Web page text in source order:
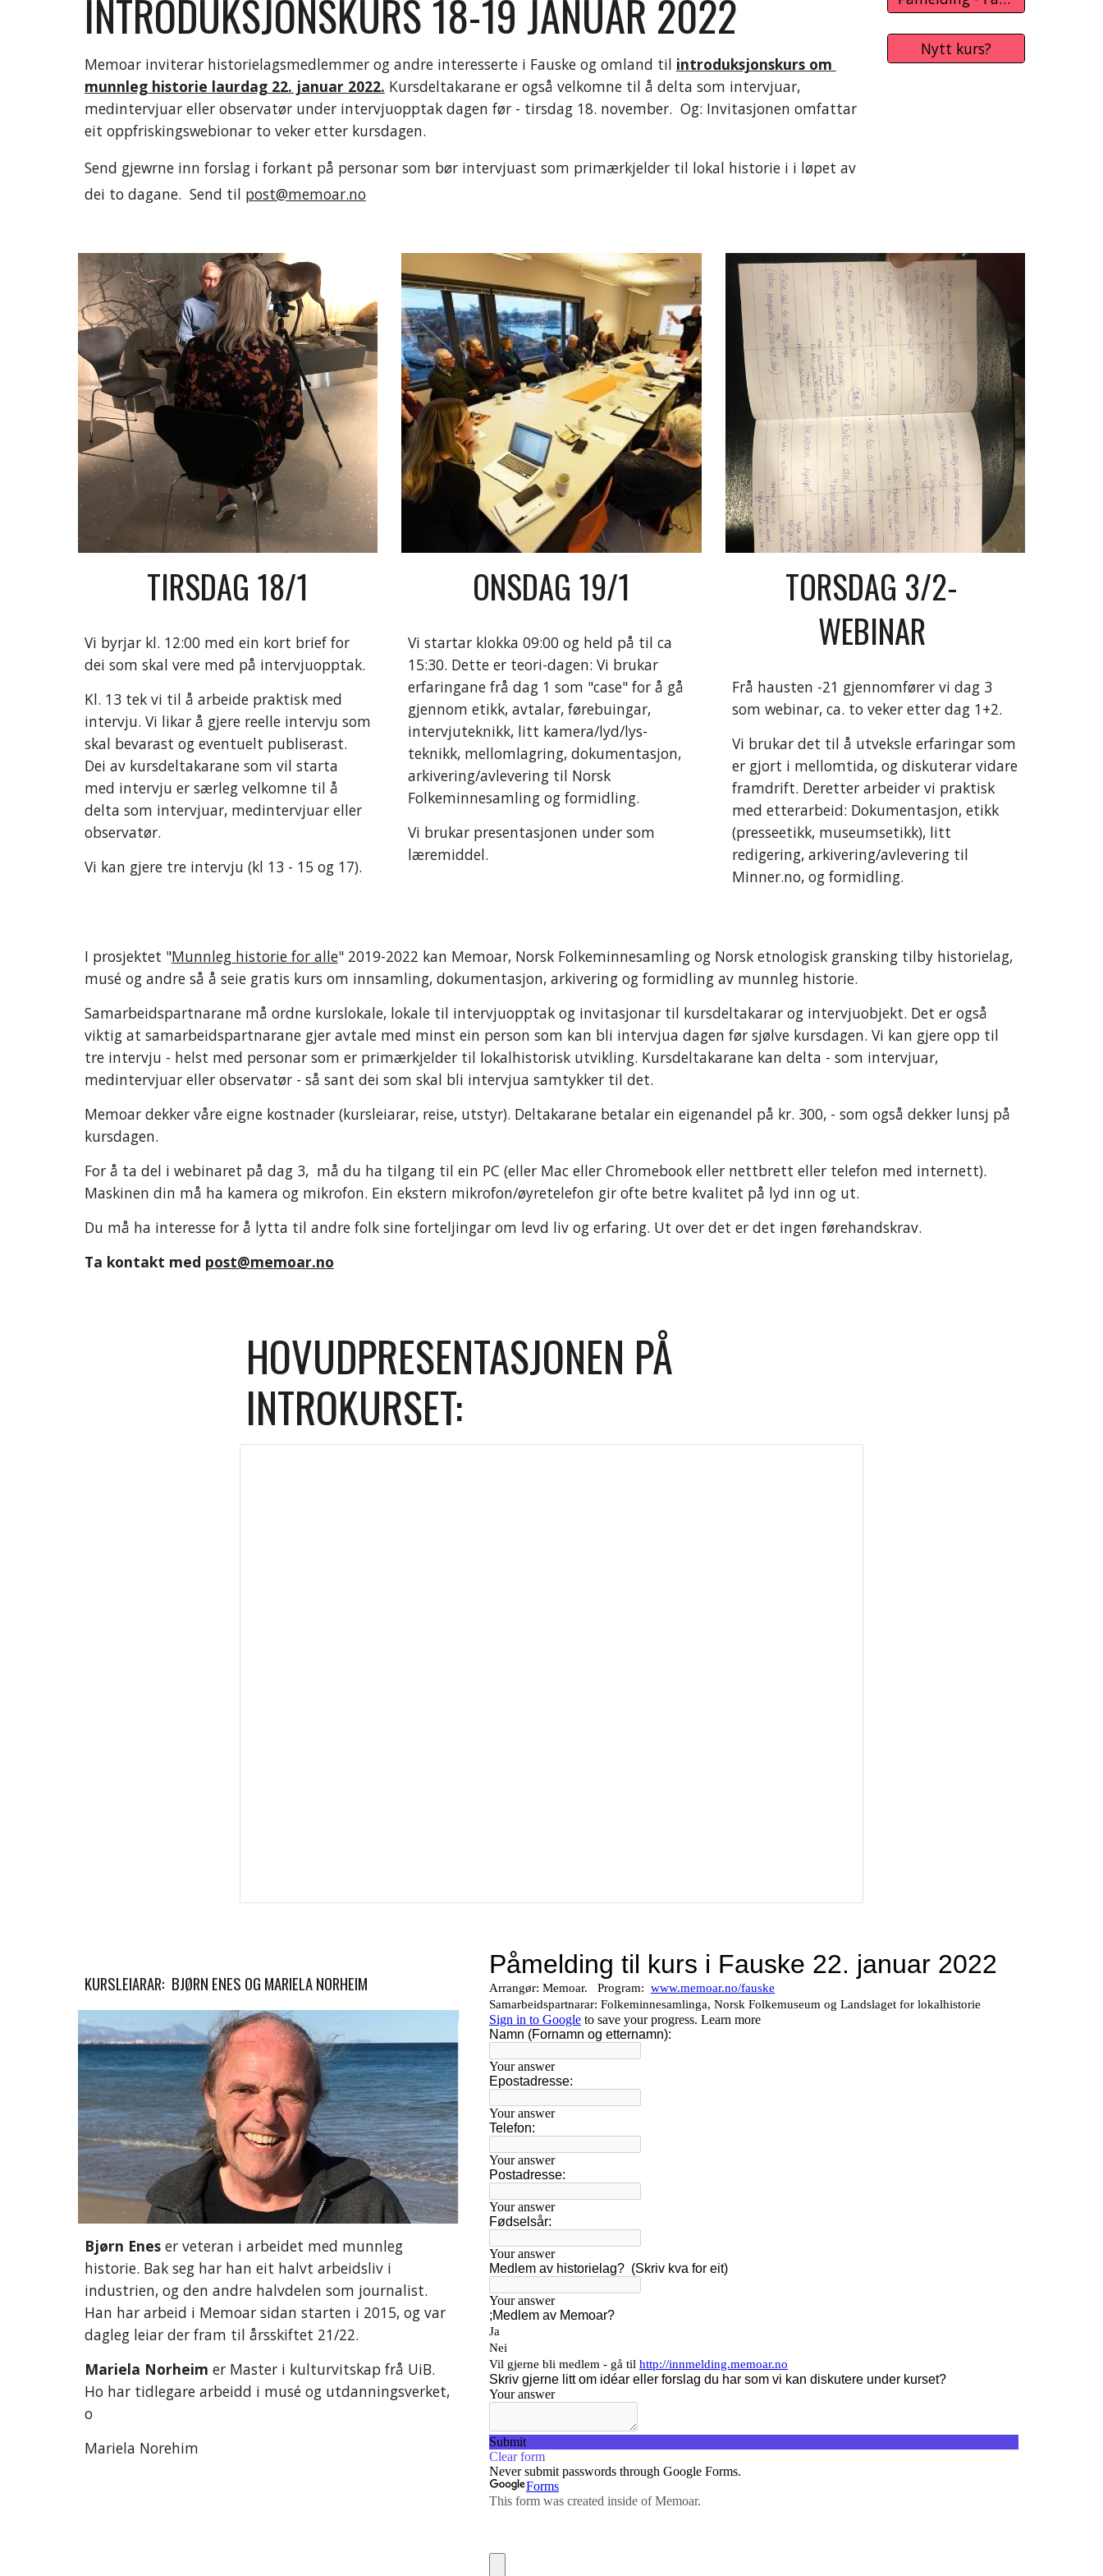
INTRODUKSJONSKURS 18-19 JANUAR 2022
Memoar inviterar historielagsmedlemmer og andre interesserte i Fauske og omland til introduksjonskurs om
munnleg historie laurdag 22. januar 2022. Kursdeltakarane er også velkomne til å delta som intervjuar,
medintervjuar eller observatør under intervjuopptak dagen før - tirsdag 18. november. Og: Invitasjonen omfattar
eit oppfriskingswebionar to veker etter kursdagen.
Send gjewrne inn forslag i forkant på personar som bør intervjuast som primærkjelder til lokal historie i i løpet av
dei to dagane.  Send til post@memoar.no
Nytt kurs?
TIRSDAG 18/1
Vi byrjar kl. 12:00 med ein kort brief for
dei som skal vere med på intervjuopptak.
Kl. 13 tek vi til å arbeide praktisk med
intervju. Vi likar å gjere reelle intervju som
skal bevarast og eventuelt publiserast.
Dei av kursdeltakarane som vil starta
med intervju er særleg velkomne til å
delta som intervjuar, medintervjuar eller
observatør.
Vi kan gjere tre intervju (kl 13 - 15 og 17).
ONSDAG 19/1
Vi startar klokka 09:00 og held på til ca
15:30. Dette er teori-dagen: Vi brukar
erfaringane frå dag 1 som "case" for å gå
gjennom etikk, avtalar, førebuingar,
intervjuteknikk, litt kamera/lyd/lys-
teknikk, mellomlagring, dokumentasjon,
arkivering/avlevering til Norsk
Folkeminnesamling og formidling.
Vi brukar presentasjonen under som
læremiddel.
TORSDAG 3/2-
WEBINAR
Frå hausten -21 gjennomfører vi dag 3
som webinar, ca. to veker etter dag 1+2.
Vi brukar det til å utveksle erfaringar som
er gjort i mellomtida, og diskuterar vidare
framdrift. Deretter arbeider vi praktisk
med etterarbeid: Dokumentasjon, etikk
(presseetikk, museumsetikk), litt
redigering, arkivering/avlevering til
Minner.no, og formidling.
I prosjektet "Munnleg historie for alle" 2019-2022 kan Memoar, Norsk Folkeminnesamling og Norsk etnologisk gransking tilby historielag,
musé og andre så å seie gratis kurs om innsamling, dokumentasjon, arkivering og formidling av munnleg historie.
Samarbeidspartnarane må ordne kurslokale, lokale til intervjuopptak og invitasjonar til kursdeltakarar og intervjuobjekt. Det er også
viktig at samarbeidspartnarane gjer avtale med minst ein person som kan bli intervjua dagen før sjølve kursdagen. Vi kan gjere opp til
tre intervju - helst med personar som er primærkjelder til lokalhistorisk utvikling. Kursdeltakarane kan delta - som intervjuar,
medintervjuar eller observatør - så sant dei som skal bli intervjua samtykker til det.
Memoar dekker våre eigne kostnader (kursleiarar, reise, utstyr). Deltakarane betalar ein eigenandel på kr. 300, - som også dekker lunsj på
kursdagen.
For å ta del i webinaret på dag 3,  må du ha tilgang til ein PC (eller Mac eller Chromebook eller nettbrett eller telefon med internett).
Maskinen din må ha kamera og mikrofon. Ein ekstern mikrofon/øyretelefon gir ofte betre kvalitet på lyd inn og ut.
Du må ha interesse for å lytta til andre folk sine forteljingar om levd liv og erfaring. Ut over det er det ingen førehandskrav.
Ta kontakt med post@memoar.no
HOVUDPRESENTASJONEN PÅ
INTROKURSET:
KURSLEIARAR: BJØRN ENES OG MARIELA NORHEIM
Bjørn Enes er veteran i arbeidet med munnleg
historie. Bak seg har han eit halvt arbeidsliv i
industrien, og den andre halvdelen som journalist.
Han har arbeid i Memoar sidan starten i 2015, og var
dagleg leiar der fram til årsskiftet 21/22.
Mariela Norheim er Master i kulturvitskap frå UiB.
Ho har tidlegare arbeidd i musé og utdanningsverket,
o
Mariela Norehim